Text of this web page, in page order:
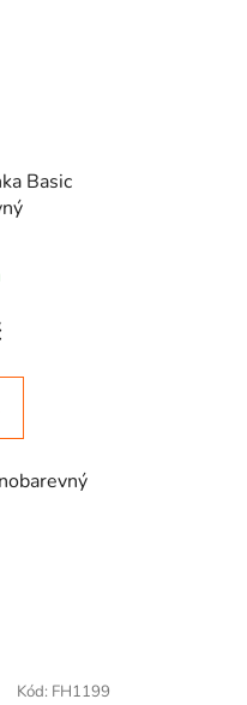
Basic
Kód: FH1199